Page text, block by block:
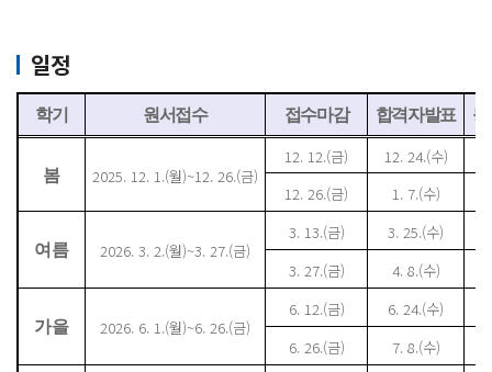
일정
학기 원서접수 접수마감 합격자발표
봄 2025. 12. 1.(월)~12. 26.(금)
12. 12.(금) 12. 24.(수)
12. 26.(금) 1. 7.(수)
여름 2026. 3. 2.(월)~3. 27.(금)
3. 13.(금) 3. 25.(수)
3. 27.(금) 4. 8.(수)
가을 2026. 6. 1.(월)~6. 26.(금)
6. 12.(금) 6. 24.(수)
6. 26.(금) 7. 8.(수)